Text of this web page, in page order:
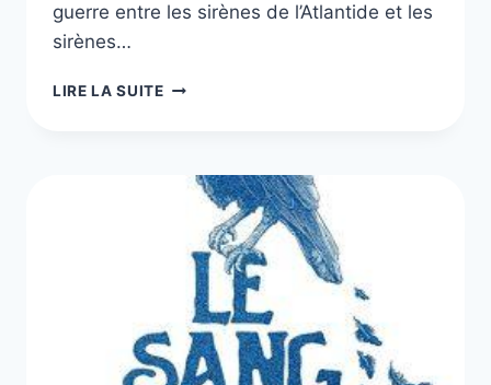
guerre entre les sirènes de l’Atlantide et les
sirènes…
LIRE LA SUITEDE
LIVRES
LA
SÉRIE